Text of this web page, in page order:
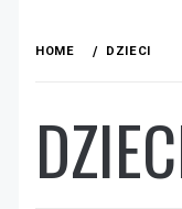
HOME DZIECI